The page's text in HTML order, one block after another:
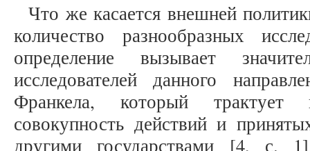
Что же касается внешней
количество разнообразных
определение вызывает
исследователей данного
Франкела, который
совокупность действий и
другими государствами [4, с.